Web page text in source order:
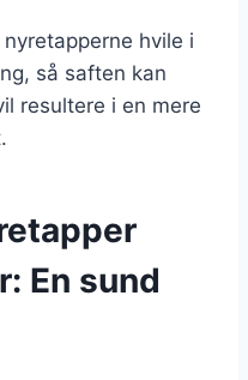
hvile i
så saften kan
resultere i en mere
En sund